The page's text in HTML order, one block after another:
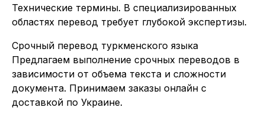
Технические термины. В специализированных
областях перевод требует глубокой экспертизы.
Срочный перевод туркменского языка
Предлагаем выполнение срочных переводов в
зависимости от объема текста и сложности
документа. Принимаем заказы онлайн с
доставкой по Украине.